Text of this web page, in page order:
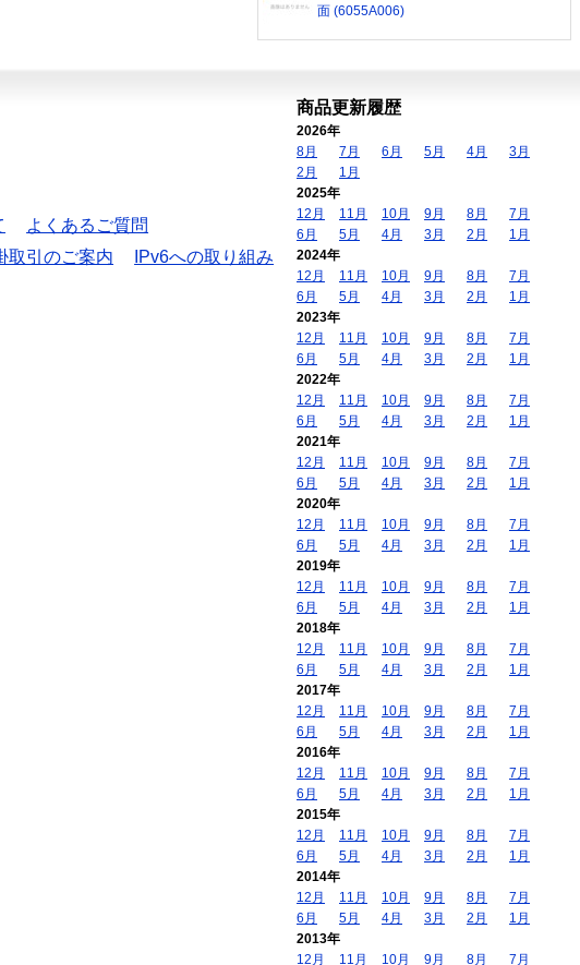
面 (6055A006)
よくあるご質問
取引のご案内
IPv6への取り組み
商品更新履歴
2026年
8月
7月 6月 5月 4月
3月
2月
1月
2025年
12月
11月 10月 9月 8月
7月
6月
5月 4月 3月 2月
1月
2024年
12月
11月 10月 9月 8月
7月
6月
5月 4月 3月 2月
1月
2023年
12月
11月 10月 9月 8月
7月
6月
5月 4月 3月 2月
1月
2022年
12月
11月 10月 9月 8月
7月
6月
5月 4月 3月 2月
1月
2021年
12月
11月 10月 9月 8月
7月
6月
5月 4月 3月 2月
1月
2020年
12月
11月 10月 9月 8月
7月
6月
5月 4月 3月 2月
1月
2019年
12月
11月 10月 9月 8月
7月
6月
5月 4月 3月 2月
1月
2018年
12月
11月 10月 9月 8月
7月
6月
5月 4月 3月 2月
1月
2017年
12月
11月 10月 9月 8月
7月
6月
5月 4月 3月 2月
1月
2016年
12月
11月 10月 9月 8月
7月
6月
5月 4月 3月 2月
1月
2015年
12月
11月 10月 9月 8月
7月
6月
5月 4月 3月 2月
1月
2014年
12月
11月 10月 9月 8月
7月
6月
5月 4月 3月 2月
1月
2013年
12月
11月 10月 9月 8月 7月